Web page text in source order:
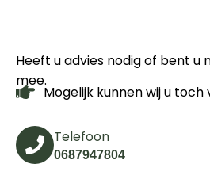
Heeft u advies nodig of bent u
mee.
Mogelijk kunnen wij u
Telefoon
0687947804